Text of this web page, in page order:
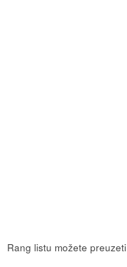
Rang listu možete preuzeti